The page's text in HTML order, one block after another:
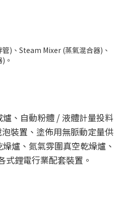
)、Steam Mixer (蒸氣混合器)、
。
、自動粉體 / 液體計量投料
裝置、塗佈用無脈動定量供
爐、氮氣雰圍真空乾燥爐、
鋰電行業配套裝置。